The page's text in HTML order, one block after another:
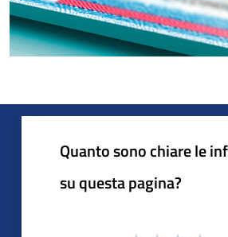
Quanto sono chiare le
su questa pagina?